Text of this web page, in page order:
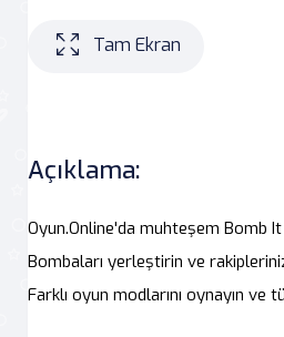
Tam Ekran
Açıklama:
Oyun.Online'da muhteşem Bomb It
Bombaları yerleştirin ve
Farklı oyun modlarını oynayın ve